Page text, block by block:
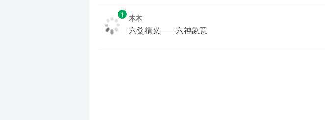
1
木木
六爻精义——六神象意